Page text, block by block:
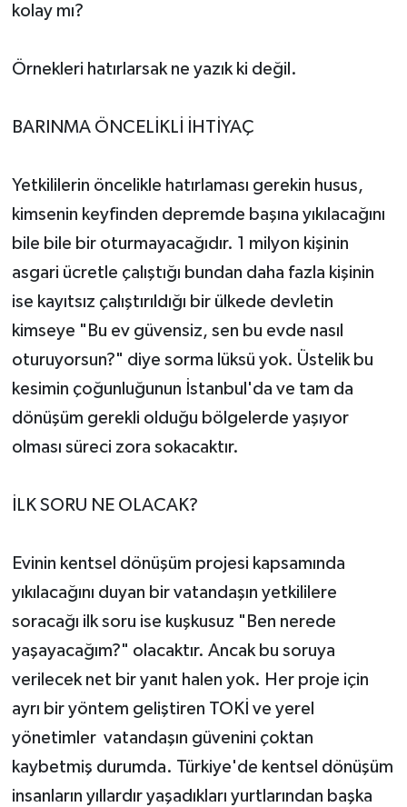
kolay mı?
Örnekleri hatırlarsak ne yazık ki değil.
BARINMA ÖNCELİKLİ İHTİYAÇ
Yetkililerin öncelikle hatırlaması gerekin husus,
kimsenin keyfinden depremde başına yıkılacağını
bile bile bir oturmayacağıdır. 1 milyon kişinin
asgari ücretle çalıştığı bundan daha fazla kişinin
ise kayıtsız çalıştırıldığı bir ülkede devletin
kimseye "Bu ev güvensiz, sen bu evde nasıl
oturuyorsun?" diye sorma lüksü yok. Üstelik bu
kesimin çoğunluğunun İstanbul'da ve tam da
dönüşüm gerekli olduğu bölgelerde yaşıyor
olması süreci zora sokacaktır.
İLK SORU NE OLACAK?
Evinin kentsel dönüşüm projesi kapsamında
yıkılacağını duyan bir vatandaşın yetkililere
soracağı ilk soru ise kuşkusuz "Ben nerede
yaşayacağım?" olacaktır. Ancak bu soruya
verilecek net bir yanıt halen yok. Her proje için
ayrı bir yöntem geliştiren TOKİ ve yerel
yönetimler vatandaşın güvenini çoktan
kaybetmiş durumda. Türkiye'de kentsel dönüşüm
insanların yıllardır yaşadıkları yurtlarından başka